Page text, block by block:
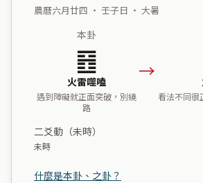
農曆六月廿四 ・ 壬子日 ・ 大暑
本卦
䷔
火雷噬嗑
遇到障礙就正面突破，別繞
路
→
看法不同很
二爻動（未時）
未時
什麼是本卦、之卦？